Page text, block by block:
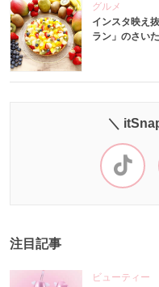
グルメ
インスタ映え
ラン」のさい
＼
注目記事
ビューティー